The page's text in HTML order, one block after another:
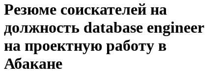
Резюме соискателей на
должность database engineer
на проектную работу в
Абакане